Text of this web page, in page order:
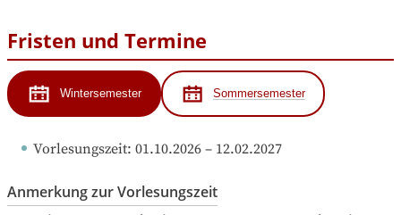
Fristen und Termine
Wintersemester Sommersemester
Vorlesungszeit: 01.10.2026 – 12.02.2027
Anmerkung zur Vorlesungszeit